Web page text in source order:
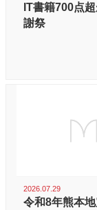
IT書籍700点
謝祭
2026.07.29
令和8年熊本